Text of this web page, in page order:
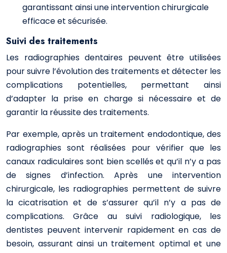
garantissant ainsi une intervention chirurgicale
efficace et sécurisée.
Suivi des traitements
Les radiographies dentaires peuvent être utilisées
pour suivre l’évolution des traitements et détecter les
complications potentielles, permettant ainsi
d’adapter la prise en charge si nécessaire et de
garantir la réussite des traitements.
Par exemple, après un traitement endodontique, des
radiographies sont réalisées pour vérifier que les
canaux radiculaires sont bien scellés et qu’il n’y a pas
de signes d’infection. Après une intervention
chirurgicale, les radiographies permettent de suivre
la cicatrisation et de s’assurer qu’il n’y a pas de
complications. Grâce au suivi radiologique, les
dentistes peuvent intervenir rapidement en cas de
besoin, assurant ainsi un traitement optimal et une